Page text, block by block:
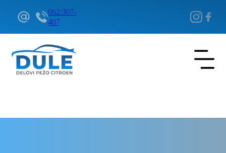
062/307-
407